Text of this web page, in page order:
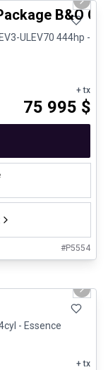
Next
B&O
ULEV70 444hp -
+ tx
75 995 $
#P5554
Next
- Essence
+ tx